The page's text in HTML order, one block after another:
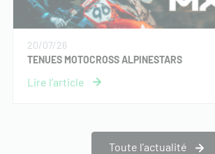
20/07/26
TENUES MOTOCROSS ALPINESTARS
Toute l’actualité